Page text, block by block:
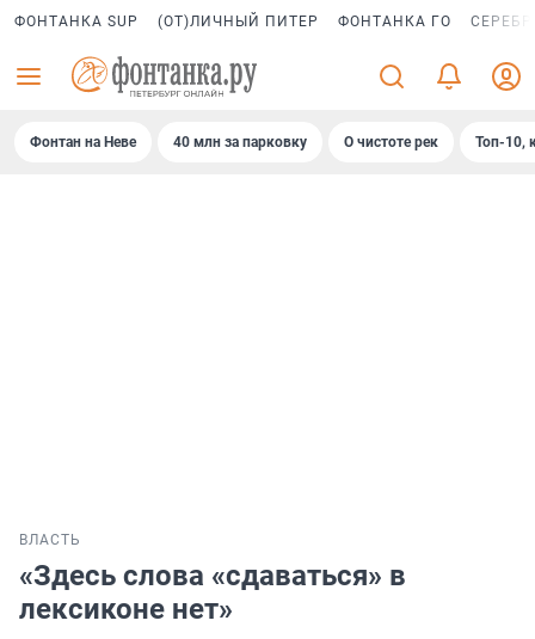
ФОНТАНКА SUP (ОТ)ЛИЧНЫЙ ПИТЕР ФОНТАНКА ГО
Фонтан на Неве 40 млн за парковку О чистоте рек Топ-10,
ВЛАСТЬ
«Здесь слова «сдаваться» в
лексиконе нет»